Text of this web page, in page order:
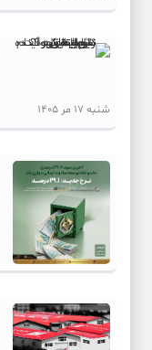
شنبه 17 مر 1405